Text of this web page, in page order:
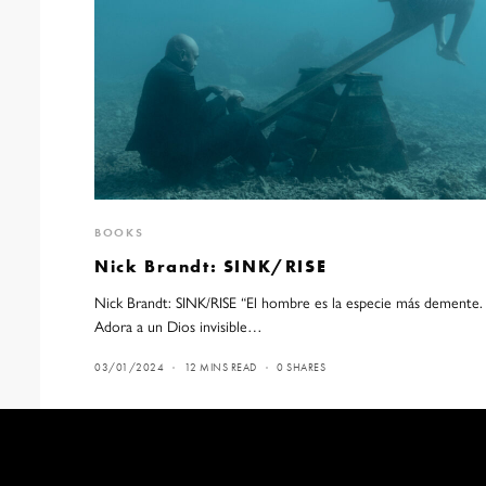
BOOKS
Nick Brandt: SINK/RISE
Nick Brandt: SINK/RISE “El hombre es la especie más demente.
Adora a un Dios invisible…
03/01/2024 12 MINS READ 0 SHARES